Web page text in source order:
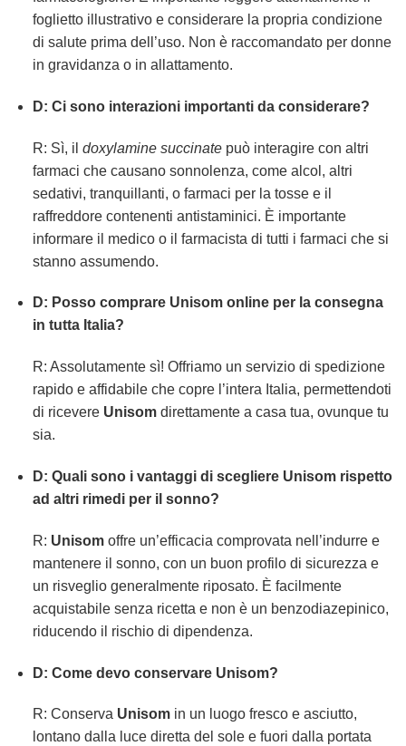
foglietto illustrativo e considerare la propria condizione
di salute prima dell’uso. Non è raccomandato per donne
in gravidanza o in allattamento.
D: Ci sono interazioni importanti da considerare?
R: Sì, il doxylamine succinatepuò interagire con altri
farmaci che causano sonnolenza, come alcol, altri
sedativi, tranquillanti, o farmaci per la tosse e il
raffreddore contenenti antistaminici. È importante
informare il medico o il farmacista di tutti i farmaci che si
stanno assumendo.
D: Posso comprare Unisom online per la consegna
in tutta Italia?
R: Assolutamente sì! Offriamo un servizio di spedizione
rapido e affidabile che copre l’intera Italia, permettendoti
di ricevere Unisomdirettamente a casa tua, ovunque tu
sia.
D: Quali sono i vantaggi di scegliere Unisom rispetto
ad altri rimedi per il sonno?
R: Unisomoffre un’efficacia comprovata nell’indurre e
mantenere il sonno, con un buon profilo di sicurezza e
un risveglio generalmente riposato. È facilmente
acquistabile senza ricetta e non è un benzodiazepinico,
riducendo il rischio di dipendenza.
D: Come devo conservare Unisom?
R: Conserva Unisomin un luogo fresco e asciutto,
lontano dalla luce diretta del sole e fuori dalla portata